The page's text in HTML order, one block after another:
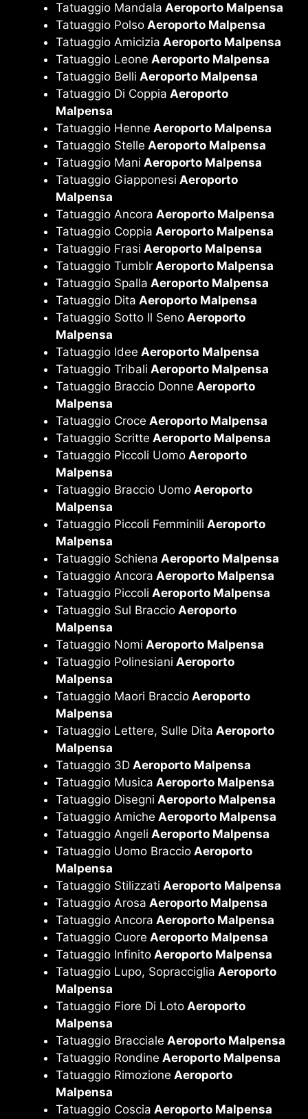
Tatuaggio Mandala Aeroporto Malpensa
Tatuaggio Polso Aeroporto Malpensa
Tatuaggio Amicizia Aeroporto Malpensa
Tatuaggio Leone Aeroporto Malpensa
Tatuaggio Belli Aeroporto Malpensa
Tatuaggio Di Coppia Aeroporto
Malpensa
Tatuaggio Henne Aeroporto Malpensa
Tatuaggio Stelle Aeroporto Malpensa
Tatuaggio Mani Aeroporto Malpensa
Tatuaggio Giapponesi Aeroporto
Malpensa
Tatuaggio Ancora Aeroporto Malpensa
Tatuaggio Coppia Aeroporto Malpensa
Tatuaggio Frasi Aeroporto Malpensa
Tatuaggio Tumblr Aeroporto Malpensa
Tatuaggio Spalla Aeroporto Malpensa
Tatuaggio Dita Aeroporto Malpensa
Tatuaggio Sotto Il Seno Aeroporto
Malpensa
Tatuaggio Idee Aeroporto Malpensa
Tatuaggio Tribali Aeroporto Malpensa
Tatuaggio Braccio Donne Aeroporto
Malpensa
Tatuaggio Croce Aeroporto Malpensa
Tatuaggio Scritte Aeroporto Malpensa
Tatuaggio Piccoli Uomo Aeroporto
Malpensa
Tatuaggio Braccio Uomo Aeroporto
Malpensa
Tatuaggio Piccoli Femminili Aeroporto
Malpensa
Tatuaggio Schiena Aeroporto Malpensa
Tatuaggio Ancora Aeroporto Malpensa
Tatuaggio Piccoli Aeroporto Malpensa
Tatuaggio Sul Braccio Aeroporto
Malpensa
Tatuaggio Nomi Aeroporto Malpensa
Tatuaggio Polinesiani Aeroporto
Malpensa
Tatuaggio Maori Braccio Aeroporto
Malpensa
Tatuaggio Lettere, Sulle Dita Aeroporto
Malpensa
Tatuaggio 3D Aeroporto Malpensa
Tatuaggio Musica Aeroporto Malpensa
Tatuaggio Disegni Aeroporto Malpensa
Tatuaggio Amiche Aeroporto Malpensa
Tatuaggio Angeli Aeroporto Malpensa
Tatuaggio Uomo Braccio Aeroporto
Malpensa
Tatuaggio Stilizzati Aeroporto Malpensa
Tatuaggio Arosa Aeroporto Malpensa
Tatuaggio Ancora Aeroporto Malpensa
Tatuaggio Cuore Aeroporto Malpensa
Tatuaggio Infinito Aeroporto Malpensa
Tatuaggio Lupo, Sopracciglia Aeroporto
Malpensa
Tatuaggio Fiore Di Loto Aeroporto
Malpensa
Tatuaggio Bracciale Aeroporto Malpensa
Tatuaggio Rondine Aeroporto Malpensa
Tatuaggio Rimozione Aeroporto
Malpensa
Tatuaggio Coscia Aeroporto Malpensa